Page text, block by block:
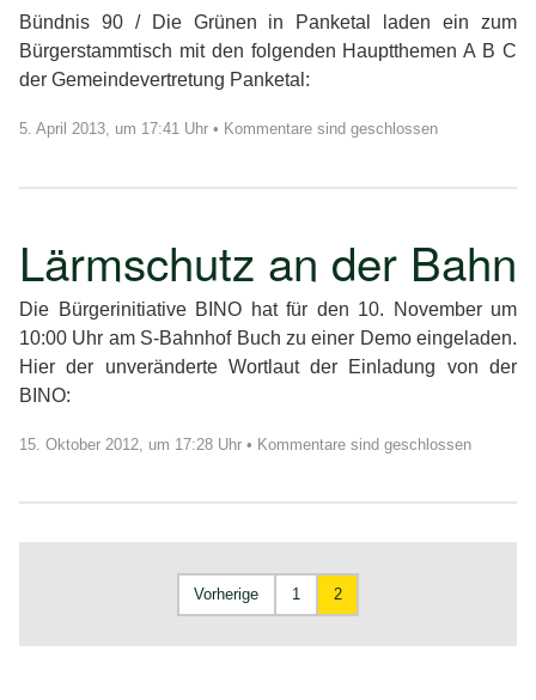
Bündnis 90 / Die Grünen in Panketal laden ein zum
Bürgerstammtisch mit den folgenden Hauptthemen A B C
der Gemeindevertretung Panketal:
5. April 2013, um 17:41 Uhr • Kommentare sind geschlossen
Lärmschutz an der Bahn
Die Bürgerinitiative BINO hat für den 10. November um
10:00 Uhr am S-Bahnhof Buch zu einer Demo eingeladen.
Hier der unveränderte Wortlaut der Einladung von der
BINO:
15. Oktober 2012, um 17:28 Uhr • Kommentare sind geschlossen
Vorherige 1 2